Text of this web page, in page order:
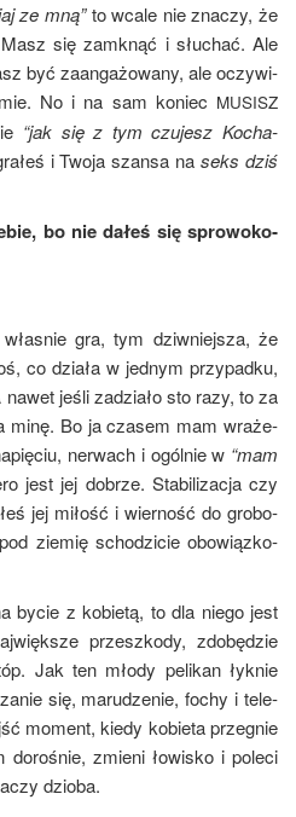
ze mną”to wca­le nie zna­czy, że
się zamknąć i słu­chać. Ale
być zaan­ga­żo­wa­ny, ale oczy­wi­
No i na sam koniec MUSISZ
“jak się z tym czu­jesz Kocha­
i Two­ja szan­sa naseks dziś
bo nie dałeś się spro­wo­ko­
gra, tym dziw­niej­sza, że
co dzia­ła w jed­nym przy­pad­ku,
jeśli zadzia­ło sto razy, to za
minę. Bo ja cza­sem mam wra­że­
ner­wach i ogól­nie w “mam
jest jej dobrze. Sta­bi­li­za­cja czy
jej miłość i wier­ność do gro­bo­
zie­mię scho­dzi­cie obo­wiąz­ko­
bycie z kobie­tą, to dla nie­go jest
prze­szko­dy, zdo­bę­dzie
Jak ten mło­dy peli­kan łyk­nie
się, maru­dze­nie, fochy i tele­
moment, kie­dy kobie­ta prze­gnie
doro­śnie, zmie­ni łowi­sko i pole­ci
dzioba.